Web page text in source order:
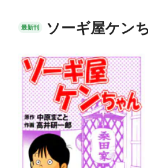
最新刊 ソーギ屋ケン